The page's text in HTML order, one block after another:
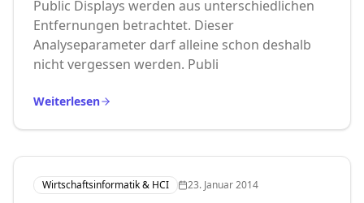
Public Displays werden aus unterschiedlichen
Entfernungen betrachtet. Dieser
Analyseparameter darf alleine schon deshalb
nicht vergessen werden. Publi
Weiterlesen
Wirtschaftsinformatik & HCI 23. Januar 2014